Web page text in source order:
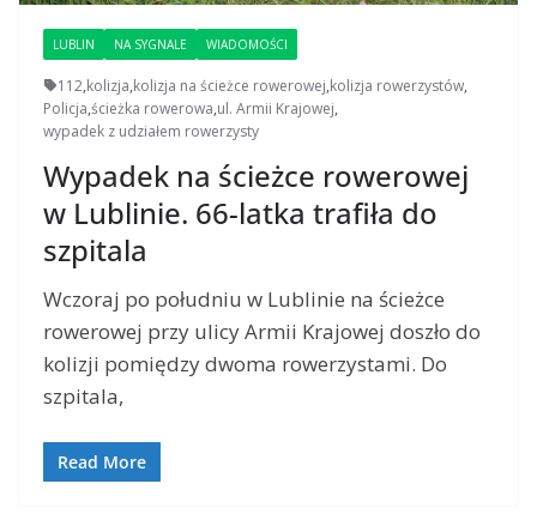
LUBLIN NA SYGNALE WIADOMOŚCI
112,kolizja,kolizja na ścieżce rowerowej,kolizja rowerzystów,
Policja,ścieżka rowerowa,ul. Armii Krajowej,
wypadek z udziałem rowerzysty
Wypadek na ścieżce rowerowej
w Lublinie. 66-latka trafiła do
szpitala
Wczoraj po południu w Lublinie na ścieżce
rowerowej przy ulicy Armii Krajowej doszło do
kolizji pomiędzy dwoma rowerzystami. Do
szpitala,
Read More